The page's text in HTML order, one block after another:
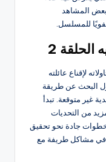
المشاهد
للمسلسل.
2
لإقناع عائلته
البحث عن طريقة
غير متوقعة. تبدأ
من التحديات
خطوات جادة نحو تحقيق
في مشاكل طريفة مع